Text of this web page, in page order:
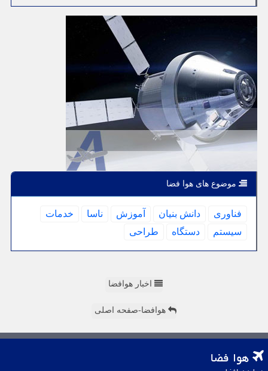
موضوع های هوا فضا
فناوری دانش بنیان آموزش ناسا
خدمات
سیستم
دستگاه طراحی
اخبار هوافضا
هوافضا-صفحه اصلی
هوا فضا